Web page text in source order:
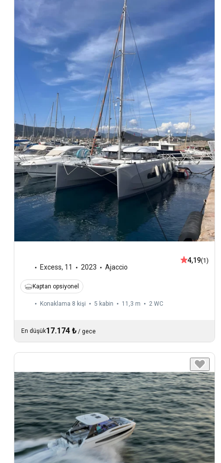
Excess, 11 2023 Ajaccio
4,19(1)
Kaptan opsiyonel
Konaklama 8 kişi 5 kabin 11,3 m 2 WC
En düşük17.174 ₺ / gece